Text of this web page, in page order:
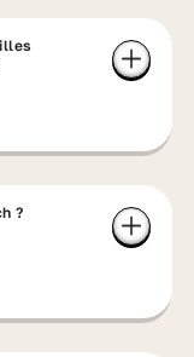
?